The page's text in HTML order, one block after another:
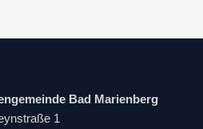
Bad Marienberg
1